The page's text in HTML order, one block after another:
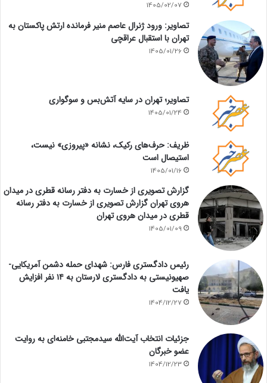
1405/02/07
تصاویر: ورود ژنرال عاصم منیر فرمانده ارتش پاکستان به
تهران با استقبال عراقچی
1405/01/26
تصاویر؛ تهران در سایه آتش‌بس و سوگواری
1405/01/24
ظریف: حرف‌های رکیک، نشانه «پیروزی» نیست،
استیصال است
1405/01/16
گزارش تصویری از خسارت به دفتر رسانه قطری در میدان
هروی تهران گزارش تصویری از خسارت به دفتر رسانه
قطری در میدان هروی تهران
1405/01/09
رئیس دادگستری فارس: شهدای حمله دشمن آمریکایی-
صهیونیستی به دادگستری لارستان به ۱۴ نفر افزایش
یافت
1404/12/27
جزئیات انتخاب آیت‌الله سیدمجتبی خامنه‌ای به روایت
عضو خبرگان
1404/12/23